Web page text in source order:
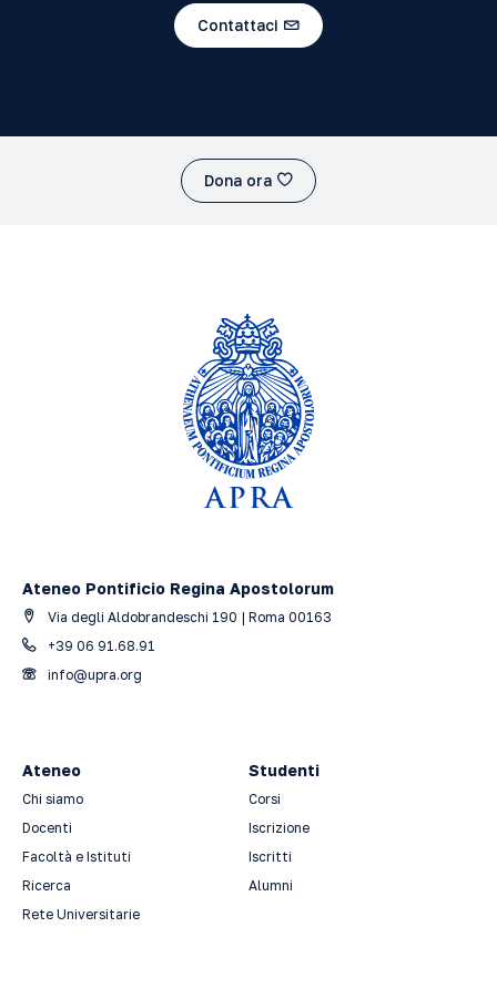
Contattaci
Dona ora
Ateneo Pontificio Regina Apostolorum
Via degli Aldobrandeschi 190 | Roma 00163
+39 06 91.68.91
info@upra.org
Ateneo
Chi siamo
Docenti
Facoltà e Istituti
Ricerca
Rete Universitarie
Studenti
Corsi
Iscrizione
Iscritti
Alumni